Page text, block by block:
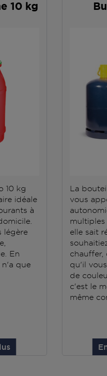
10 kg
10 kg
idéale
à
légère
En
n'a que
La
vous
multiples
elle sait
chauffer,
qu'il
de
c'est le
même